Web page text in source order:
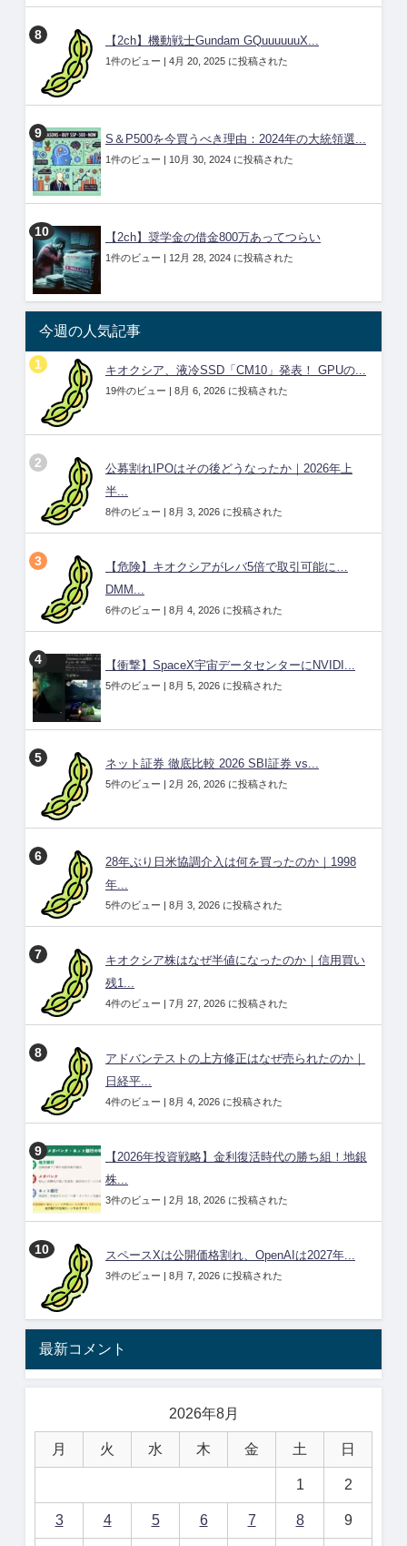
【2ch】機動戦士Gundam GQuuuuuuX...
1件のビュー | 4月 20, 2025 に投稿された
S＆P500を今買うべき理由：2024年の大統領選...
1件のビュー | 10月 30, 2024 に投稿された
【2ch】奨学金の借金800万あってつらい
1件のビュー | 12月 28, 2024 に投稿された
今週の人気記事
キオクシア、液冷SSD「CM10」発表！ GPUの...
19件のビュー | 8月 6, 2026 に投稿された
公募割れIPOはその後どうなったか｜2026年上
半...
8件のビュー | 8月 3, 2026 に投稿された
【危険】キオクシアがレバ5倍で取引可能に…
DMM...
6件のビュー | 8月 4, 2026 に投稿された
【衝撃】SpaceX宇宙データセンターにNVIDI...
5件のビュー | 8月 5, 2026 に投稿された
ネット証券 徹底比較 2026 SBI証券 vs...
5件のビュー | 2月 26, 2026 に投稿された
28年ぶり日米協調介入は何を買ったのか｜1998
年...
5件のビュー | 8月 3, 2026 に投稿された
キオクシア株はなぜ半値になったのか｜信用買い
残1...
4件のビュー | 7月 27, 2026 に投稿された
アドバンテストの上方修正はなぜ売られたのか｜
日経平...
4件のビュー | 8月 4, 2026 に投稿された
【2026年投資戦略】金利復活時代の勝ち組！地銀
株...
3件のビュー | 2月 18, 2026 に投稿された
スペースXは公開価格割れ、OpenAIは2027年...
3件のビュー | 8月 7, 2026 に投稿された
最新コメント
2026年8月
月 火 水 木 金 土 日
1 2
3 4 5 6 7 8 9